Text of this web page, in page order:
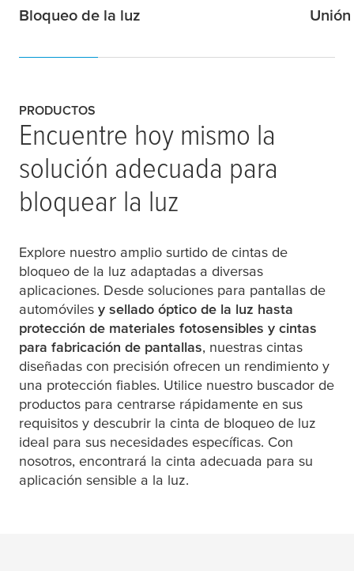
Bloqueo de la luz
PRODUCTOS
Encuentre hoy mismo la
solución adecuada para
bloquear la luz
Explore nuestro amplio surtido de cintas de
bloqueo de la luz adaptadas a diversas
aplicaciones. Desde soluciones para pantallas de
automóviles y sellado óptico de la luz hasta
protección de materiales fotosensibles y cintas
para fabricación de pantallas, nuestras cintas
diseñadas con precisión ofrecen un rendimiento y
una protección fiables. Utilice nuestro buscador de
productos para centrarse rápidamente en sus
requisitos y descubrir la cinta de bloqueo de luz
ideal para sus necesidades específicas. Con
nosotros, encontrará la cinta adecuada para su
aplicación sensible a la luz.